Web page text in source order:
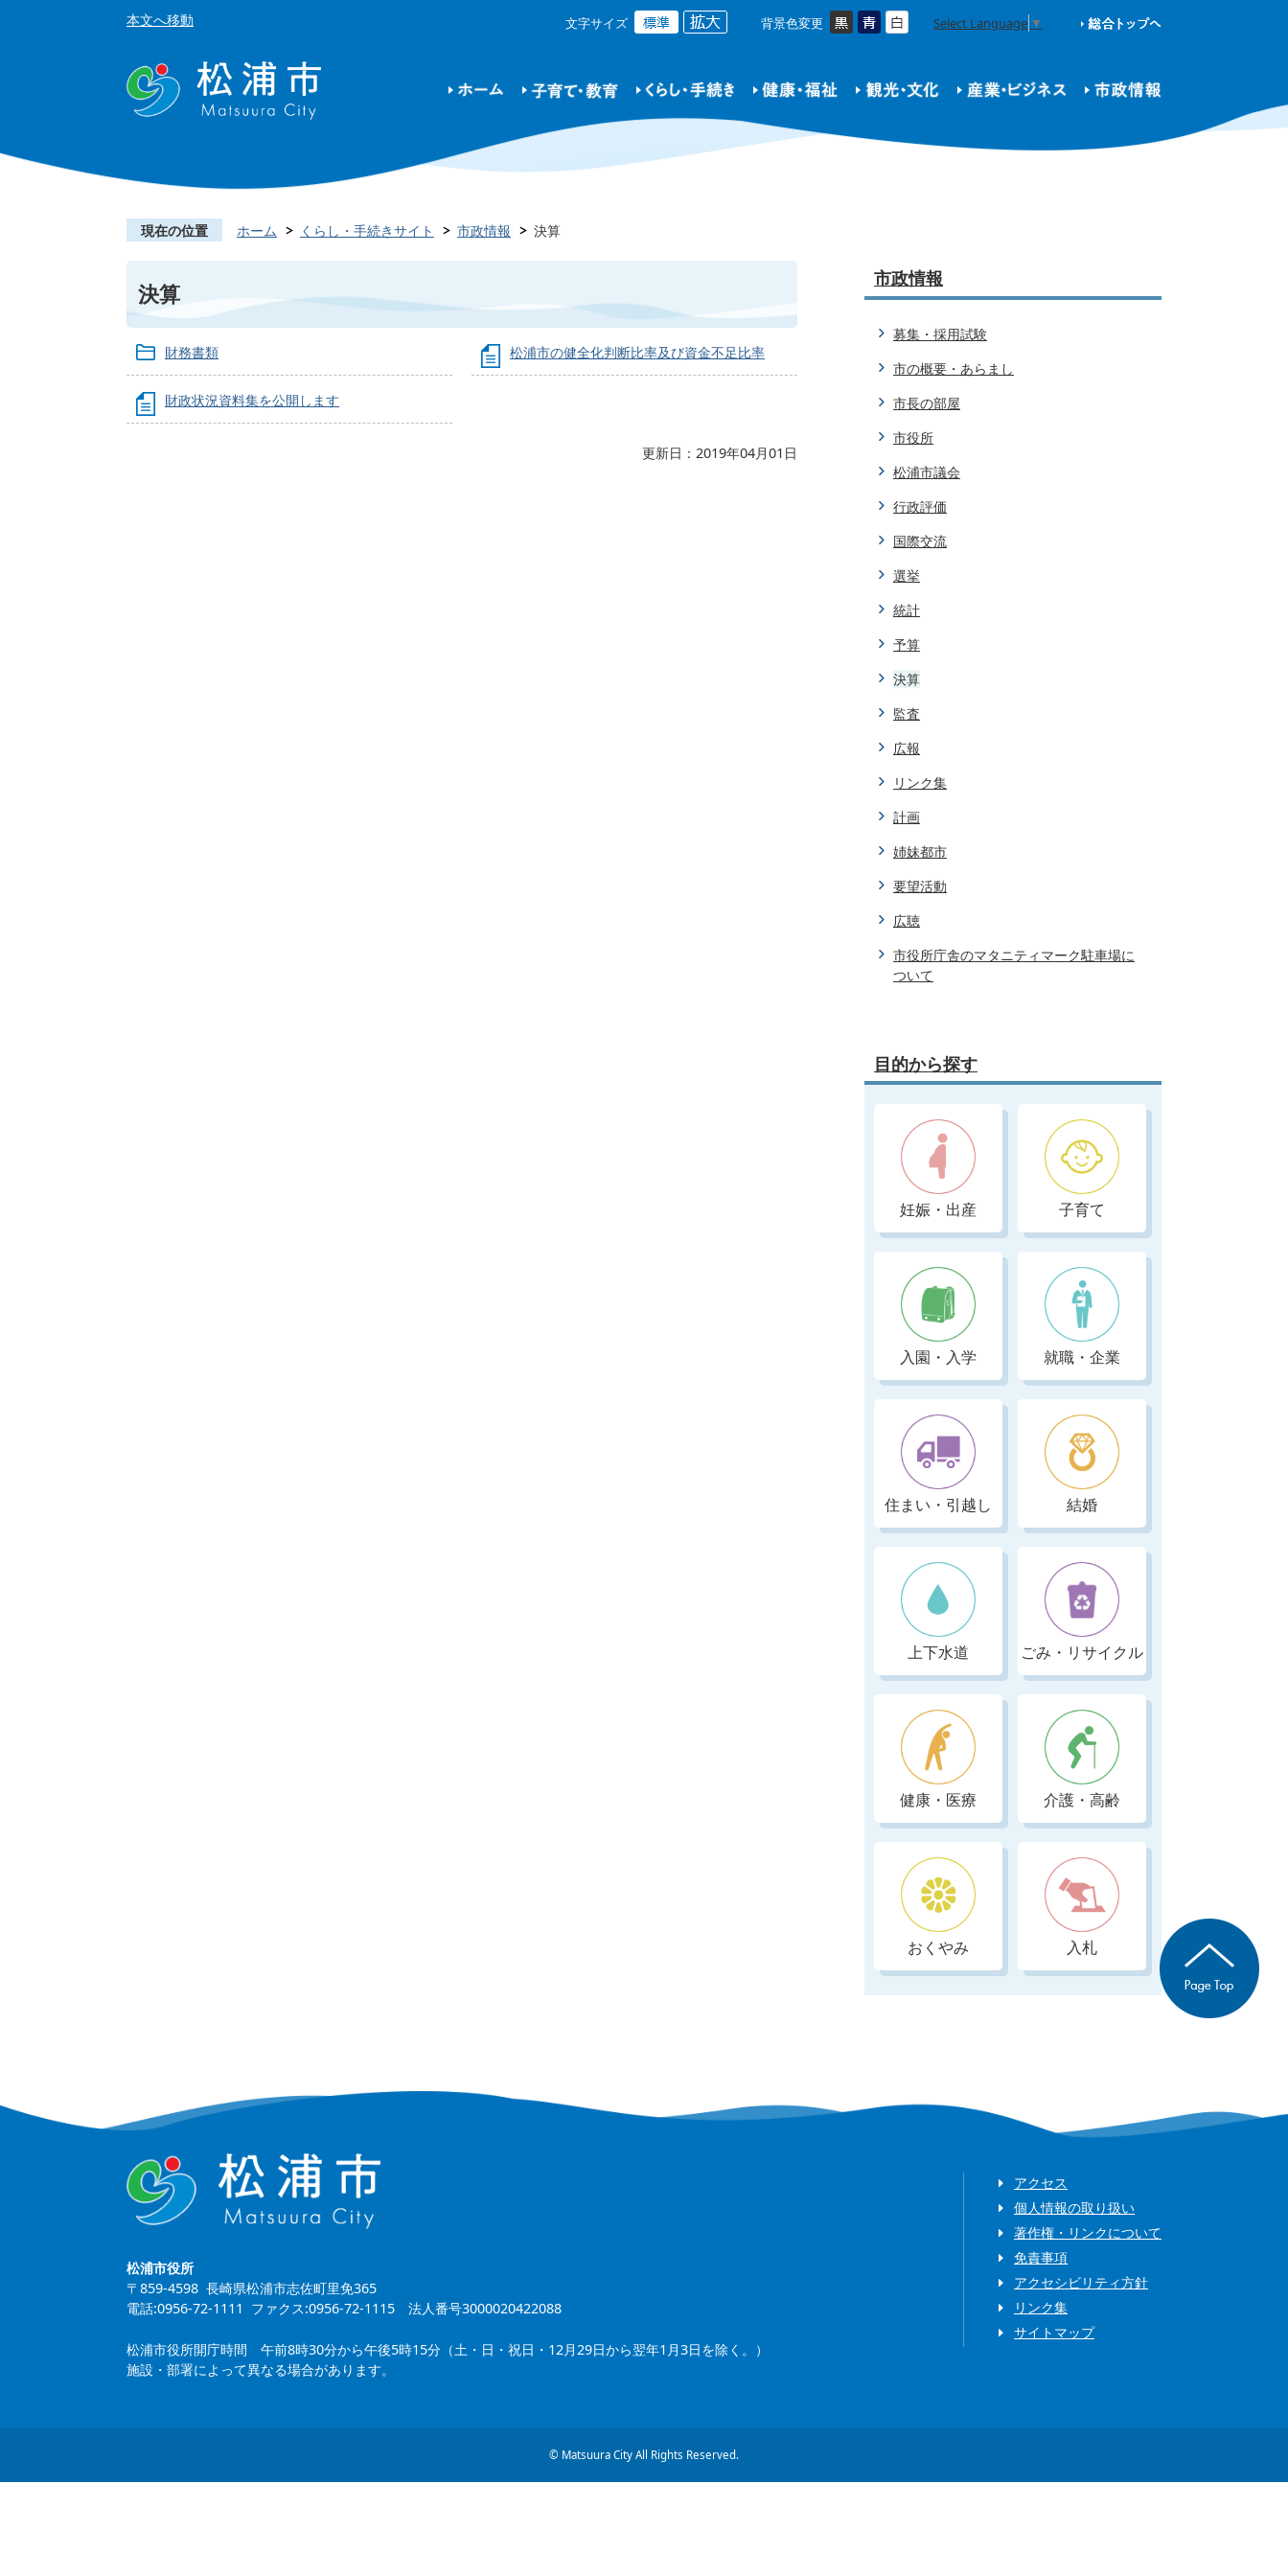
本文へ移動 文字サイズ 背景色変更 Select Language ▼
現在の位置 ホーム くらし・手続きサイト 市政情報 決算
決算
財務書類 松浦市の健全化判断比率及び資金不足比率
財政状況資料集を公開します
更新日：2019年04月01日
市政情報
募集・採用試験
市の概要・あらまし
市長の部屋
市役所
松浦市議会
行政評価
国際交流
選挙
統計
予算
決算
監査
広報
リンク集
計画
姉妹都市
要望活動
広聴
市役所庁舎のマタニティマーク駐車場に
ついて
目的から探す
妊娠・出産 子育て
入園・入学 就職・企業
住まい・引越し 結婚
上下水道 ごみ・リサイクル
健康・医療 介護・高齢
おくやみ 入札
松浦市役所
〒859-4598 長崎県松浦市志佐町里免365
電話:0956-72-1111 ファクス:0956-72-1115 法人番号3000020422088
松浦市役所開庁時間 午前8時30分から午後5時15分（土・日・祝日・12月29日から翌年1月3日を除く。）
施設・部署によって異なる場合があります。
アクセス
個人情報の取り扱い
著作権・リンクについて
免責事項
アクセシビリティ方針
リンク集
サイトマップ
© Matsuura City All Rights Reserved.